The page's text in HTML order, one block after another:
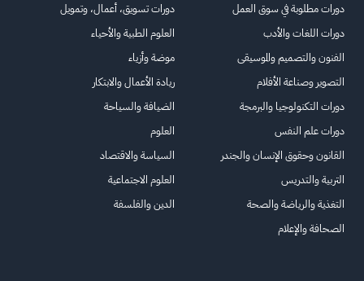
دورات مطلوبة في سوق العمل
دورات اللغات والأدب
الفنون والتصميم والموسيقى
التصوير وصناعة الأفلام
دورات التكنولوجيا والبرمجة
دورات علم النفس
القانون وحقوق الإنسان والجندر
التربية والتدريس
التغذية والرياضة والصحة
الصحافة والإعلام
دورات تسويق، أعمال، وتمويل
العلوم الطبية والأحياء
موضة وأزياء
ريادة الأعمال والابتكار
الضيافة والسياحة
العلوم
السياسة والاقتصاد
العلوم الاجتماعية
الدين والفلسفة